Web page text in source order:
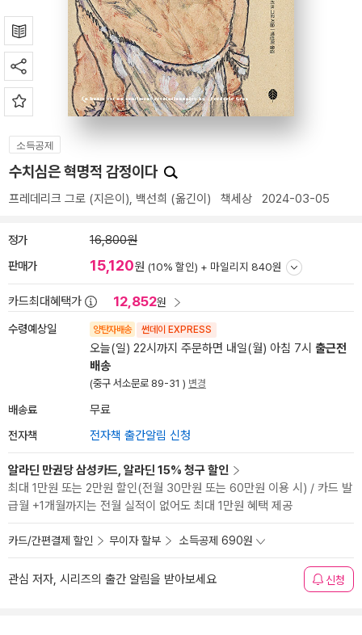
소득공제
수치심은 혁명적 감정이다
프레데리크 그로 (지은이), 백선희 (옮긴이) 책세상 2024-03-05
정가 16,800원
판매가 15,120원 (10% 할인) + 마일리지 840원
카드최대혜택가 12,852원
수령예상일 양탄자배송 썬데이 EXPRESS
오늘(일) 22시까지 주문하면 내일(월) 아침 7시 출근전
배송
(중구 서소문로 89-31 ) 변경
배송료 무료
전자책 전자책 출간알림 신청
알라딘 만권당 삼성카드, 알라딘 15% 청구 할인
최대 1만원 또는 2만원 할인(전월 30만원 또는 60만원 이용 시) / 카드 발
급월 +1개월까지는 전월 실적이 없어도 최대 1만원 혜택 제공
카드/간편결제 할인 무이자 할부 소득공제 690원
관심 저자, 시리즈의 출간 알림을 받아보세요 신청